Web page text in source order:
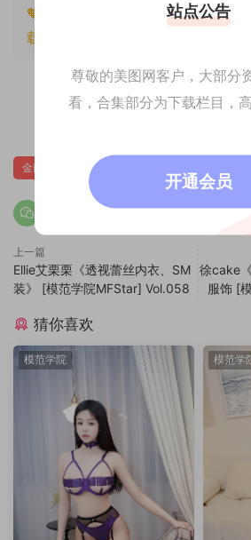
🧡原文链接：
https://
载请注明出处。
金雨佳
上一篇
Ellie艾栗栗《透视蕾丝内衣、SM
装》 [模范学院MFStar] Vol.058
徐cake
服饰 [
猜你喜欢
模范学院 模范学
站点公告
尊敬的美图网客户，大部分
看，合集部分为下载栏目，
开通会员